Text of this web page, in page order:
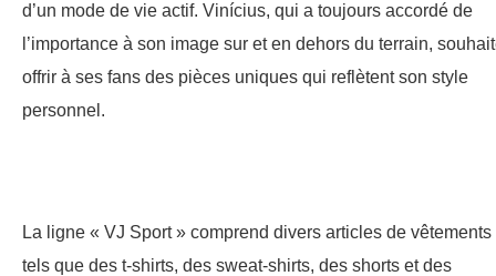
d’un mode de vie actif. Vinícius, qui a toujours accordé de
l’importance à son image sur et en dehors du terrain,
offrir à ses fans des pièces uniques qui reflètent son style
personnel.
La ligne « VJ Sport » comprend divers articles de vêtements
tels que des t-shirts, des sweat-shirts, des shorts et des